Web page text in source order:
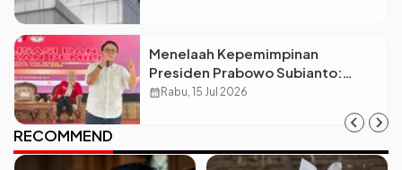
Menelaah Kepemimpinan
Presiden Prabowo Subianto:
Antara Visi Besar, Implementasi,
calendar_month Rabu, 15 Jul 2026
RECOMMEND